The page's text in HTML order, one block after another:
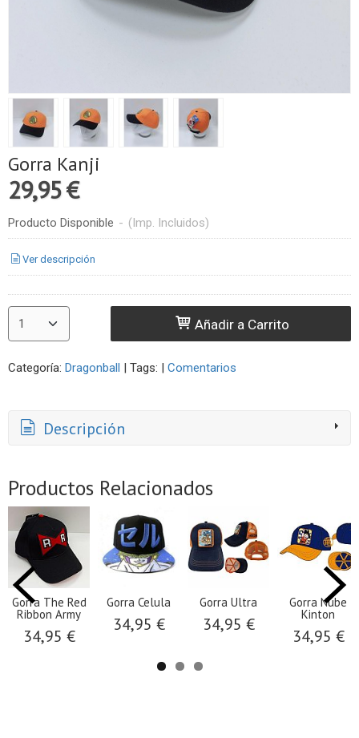
Gorra Kanji
29,95 €
Producto Disponible - (Imp. Incluidos)
Ver descripción
Añadir a Carrito
Categoría: Dragonball | Tags: | Comentarios
Descripción
Productos Relacionados
Gorra The Red
Ribbon Army
34,95 €
Gorra Celula
34,95 €
Gorra Ultra
34,95 €
Gorra Nube
Kinton
34,95 €